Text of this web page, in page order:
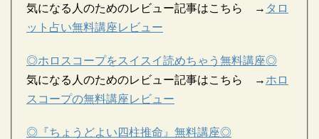
気になる人のためのレビュー記事はこちら → タロ
ット占い無料講座レビュー
◎ホロスコープをスイスイ読めちゃう無料講座◎
気になる人のためのレビュー記事はこちら → ホロ
スコープの無料講座レビュー
◎『ちょうどよい四柱推命』無料講座◎